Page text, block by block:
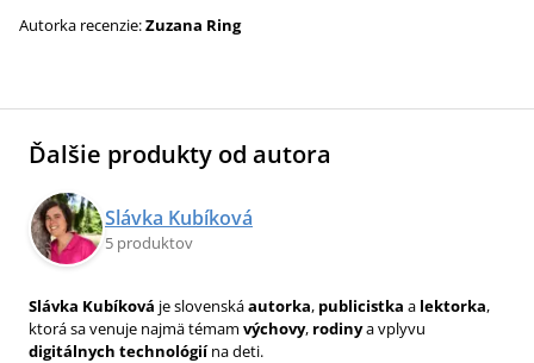
Autorka recenzie:Zuzana Ring
Ďalšie produkty od autora
Slávka Kubíková
5 produktov
Slávka Kubíková je slovenskáautorka, publicistka a lektorka,
ktorá sa venuje najmä témam výchovy, rodinya vplyvu
digitálnych technológiína deti.